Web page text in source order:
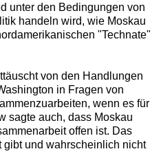
unter den Bedingungen von
handeln wird, wie Moskau
"Technate"
von den Handlungen
in Fragen von
wenn es für
sagte auch, dass Moskau
offen ist. Das
gibt und wahrscheinlich nicht